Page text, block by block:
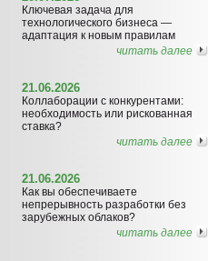
Ключевая задача для
технологического бизнеса —
адаптация к новым правилам
читать далее
21.06.2026
Коллаборации с конкурентами:
необходимость или рискованная
ставка?
читать далее
21.06.2026
Как вы обеспечиваете
непрерывность разработки без
зарубежных облаков?
читать далее